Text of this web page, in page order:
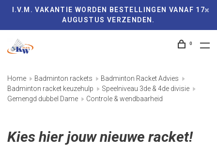
I.V.M. VAKANTIE WORDEN BESTELLINGEN VANAF 17
AUGUSTUS VERZENDEN.
0
Home Badminton rackets
Badminton Racket Advies
Badminton racket keuzehulp
Speelniveau 3de & 4de divisie
Gemengd dubbel Dame
Controle & wendbaarheid
Kies hier jouw nieuwe racket!